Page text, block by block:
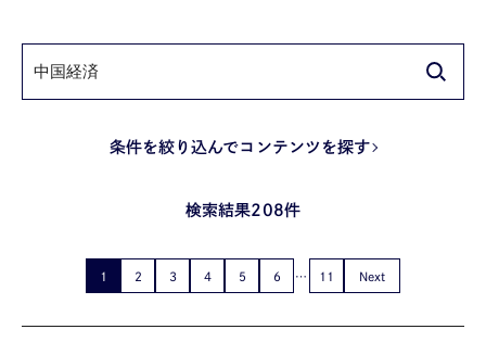
条件を絞り込んでコンテンツを探す
検索結果208件
1 2 3 4 5 6 11 Next